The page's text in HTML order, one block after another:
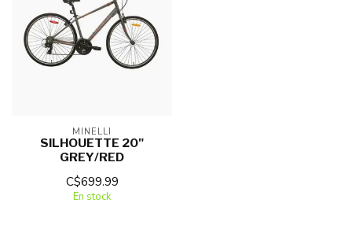
MINELLI
SILHOUETTE 20"
GREY/RED
C$699.99
En stock